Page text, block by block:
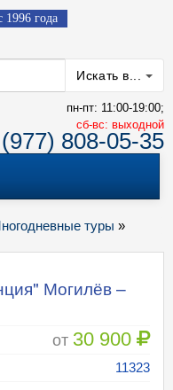
1996 года
Искать в...
пн-пт: 11:00-19:00;
cб-вс: выходной
808-05-35
туры »
Могилёв –
от 30 900
11323